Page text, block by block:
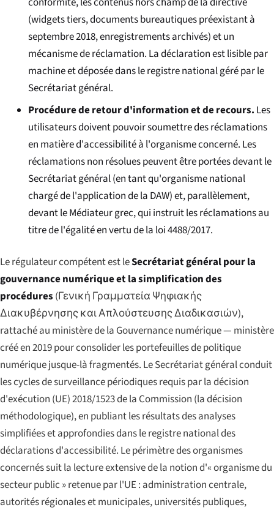
(widgets tiers, documents bureautiques préexistant à
septembre 2018, enregistrements archivés) et un
mécanisme de réclamation. La déclaration est lisible par
machine et déposée dans le registre national géré par le
Secrétariat général.
Procédure de retour d'information et de recours. Les
utilisateurs doivent pouvoir soumettre des réclamations
en matière d'accessibilité à l'organisme concerné. Les
réclamations non résolues peuvent être portées devant le
Secrétariat général (en tant qu'organisme national
chargé de l'application de la DAW) et, parallèlement,
devant le Médiateur grec, qui instruit les réclamations au
titre de l'égalité en vertu de la loi 4488/2017.
Le régulateur compétent est leSecrétariat général pour la
gouvernance numérique et la simplification des
procédures (Γενική Γραμματεία Ψηφιακής
Διακυβέρνησης και Απλούστευσης Διαδικασιών),
rattaché au ministère de la Gouvernance numérique — ministère
créé en 2019 pour consolider les portefeuilles de politique
numérique jusque-là fragmentés. Le Secrétariat général conduit
les cycles de surveillance périodiques requis par la décision
d'exécution (UE) 2018/1523 de la Commission (la décision
méthodologique), en publiant les résultats des analyses
simplifiées et approfondies dans le registre national des
déclarations d'accessibilité. Le périmètre des organismes
concernés suit la lecture extensive de la notion d'« organisme du
secteur public » retenue par l'UE : administration centrale,
autorités régionales et municipales, universités publiques,